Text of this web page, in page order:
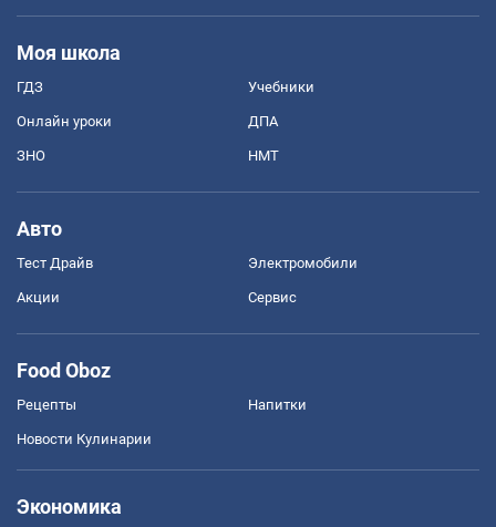
Моя школа
ГДЗ Учебники
Онлайн уроки ДПА
ЗНО НМТ
Авто
Тест Драйв Электромобили
Акции Сервис
Food Oboz
Рецепты Напитки
Новости Кулинарии
Экономика